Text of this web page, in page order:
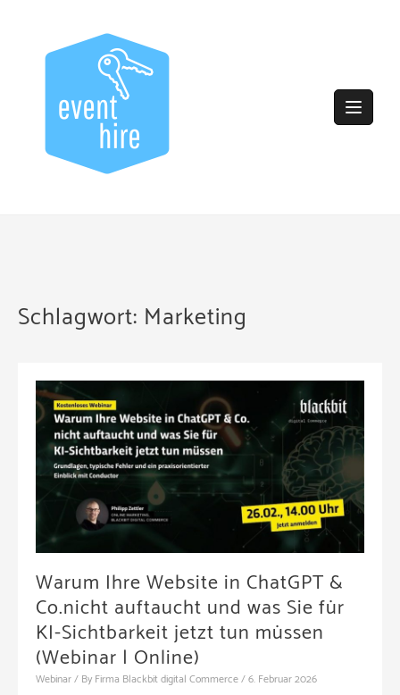
Schlagwort: Marketing
Warum Ihre Website in ChatGPT &
Co.nicht auftaucht und was Sie für
KI-Sichtbarkeit jetzt tun müssen
(Webinar | Online)
Webinar/ By Firma Blackbit digital Commerce/6. Februar 2026